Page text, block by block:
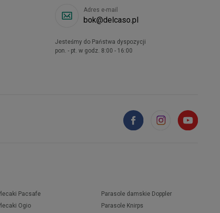
Adres e-mail
bok@delcaso.pl
Jesteśmy do Państwa dyspozycji
pon. - pt. w godz. 8:00 - 16:00
Pacsafe
Ogio
Parasole damskie Doppler
Parasole Knirps